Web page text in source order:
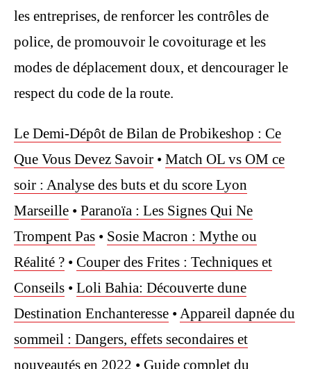
les entreprises, de renforcer les contrôles de
police, de promouvoir le covoiturage et les
modes de déplacement doux, et dencourager le
respect du code de la route.
Le Demi-Dépôt de Bilan de Probikeshop : Ce
Que Vous Devez Savoir • Match OL vs OM ce
soir : Analyse des buts et du score Lyon
Marseille • Paranoïa : Les Signes Qui Ne
Trompent Pas • Sosie Macron : Mythe ou
Réalité ? • Couper des Frites : Techniques et
Conseils • Loli Bahia: Découverte dune
Destination Enchanteresse •Appareil dapnée du
sommeil : Dangers, effets secondaires et
nouveautés en 2022 • Guide complet du